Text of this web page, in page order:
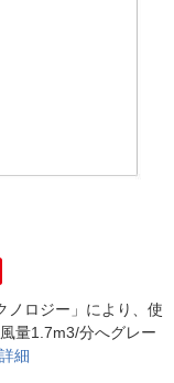
ノロジー」により、使
量1.7m3/分へグレー
詳細